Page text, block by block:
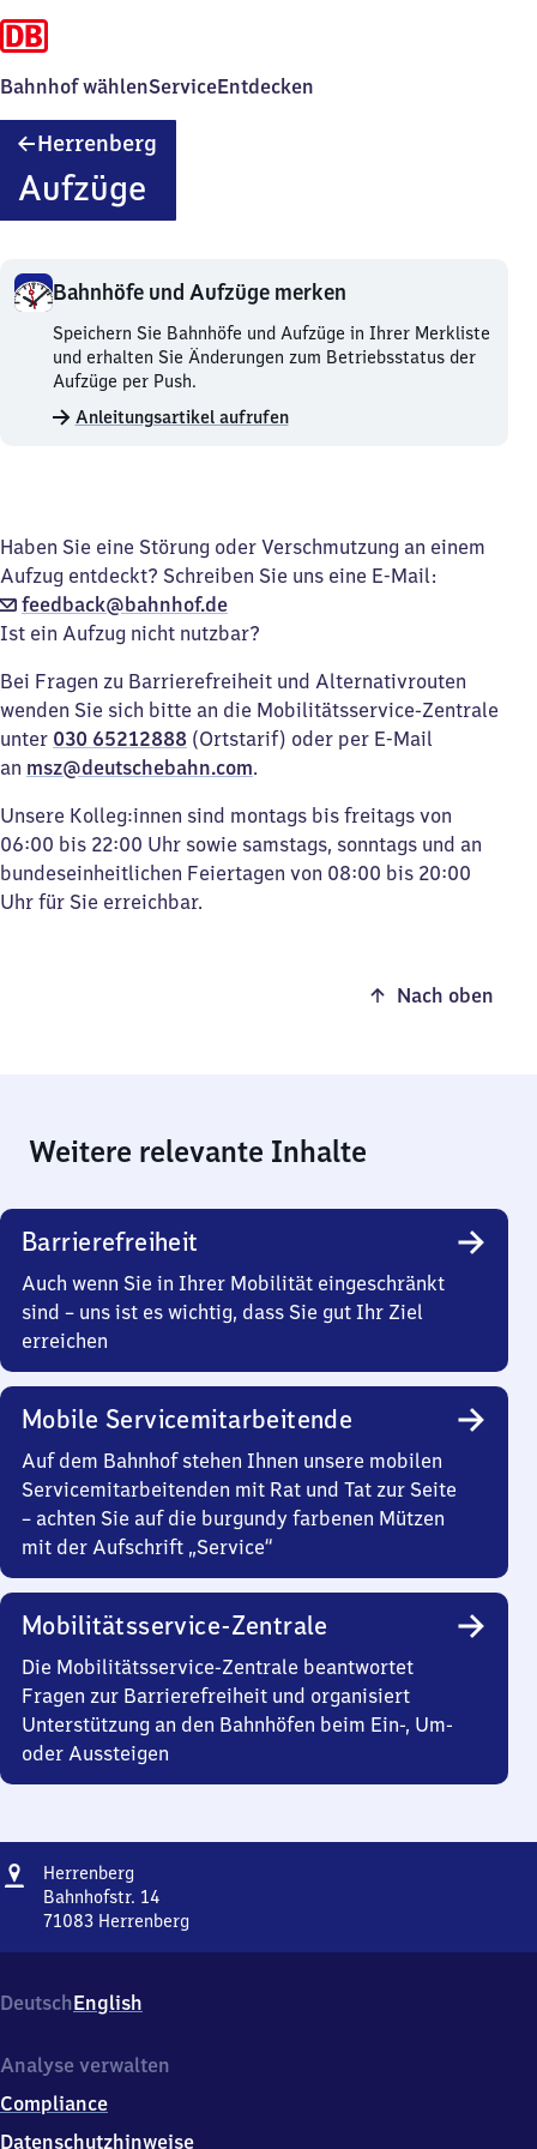
Bahnhof wählenServiceEntdecken
Herrenberg
Aufzüge
Bahnhöfe und Aufzüge merken
Bahnhöfe
und
Aufzüge
merken.
Speichern Sie Bahnhöfe und Aufzüge in Ihrer Merkliste
und erhalten Sie Änderungen zum Betriebsstatus der
Aufzüge per Push.
Anleitungsartikel aufrufen
Haben Sie eine Störung oder Verschmutzung an einem
Aufzug entdeckt? Schreiben Sie uns eine E-Mail:
feedback@bahnhof.de
Ist ein Aufzug nicht nutzbar?
Bei Fragen zu Barrierefreiheit und Alternativrouten
wenden Sie sich bitte an die Mobilitätsservice-Zentrale
unter 030 65212888 (Ortstarif) oder per E-Mail
an msz@deutschebahn.com.
Unsere Kolleg:innen sind montags bis freitags von
06:00 bis 22:00 Uhr sowie samstags, sonntags und an
bundeseinheitlichen Feiertagen von 08:00 bis 20:00
Uhr für Sie erreichbar.
Nach oben
Weitere relevante Inhalte
Barrierefreiheit
Auch wenn Sie in Ihrer Mobilität eingeschränkt
sind – uns ist es wichtig, dass Sie gut Ihr Ziel
erreichen
Mobile Servicemitarbeitende
Auf dem Bahnhof stehen Ihnen unsere mobilen
Servicemitarbeitenden mit Rat und Tat zur Seite
– achten Sie auf die burgundy farbenen Mützen
mit der Aufschrift „Service“
Mobilitätsservice-Zentrale
Die Mobilitätsservice-Zentrale beantwortet
Fragen zur Barrierefreiheit und organisiert
Unterstützung an den Bahnhöfen beim Ein-, Um-
oder Aussteigen
Adresse
Herrenberg
Bahnhofstr. 14
71083 Herrenberg
14,
7
0
3
Herrenberg
DeutschEnglish
Analyse verwalten
Compliance
Datenschutzhinweise